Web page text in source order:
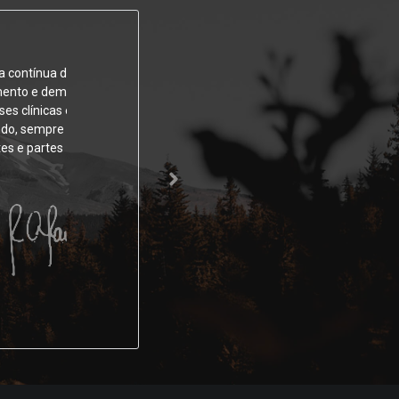
dos
e
que